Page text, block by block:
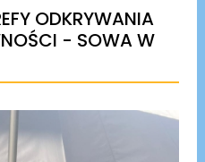
ODKRYWANIA
- SOWA W